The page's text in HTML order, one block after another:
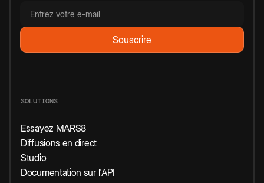
SOLUTIONS
Essayez MARS8
Diffusions en direct
Studio
Documentation sur l'API